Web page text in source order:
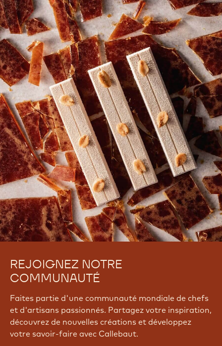
REJOIGNEZ NOTRE
COMMUNAUTÉ
Faites partie d'une communauté mondiale de chefs
et d'artisans passionnés. Partagez votre inspiration,
découvrez de nouvelles créations et développez
votre savoir-faire avec Callebaut.